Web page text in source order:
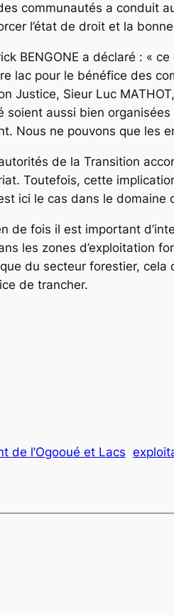
communautés a conduit
l’état de droit et la
BENGONE a déclaré : «
lac pour le bénéfice des
Justice, Sieur Luc
aussi bien
Nous ne pouvons que les
de la Transition
Toutefois, cette
ici le cas dans le domaine
de fois il est important
les zones d’exploitation
du secteur forestier,
de trancher.
de l’Ogooué et Lacs